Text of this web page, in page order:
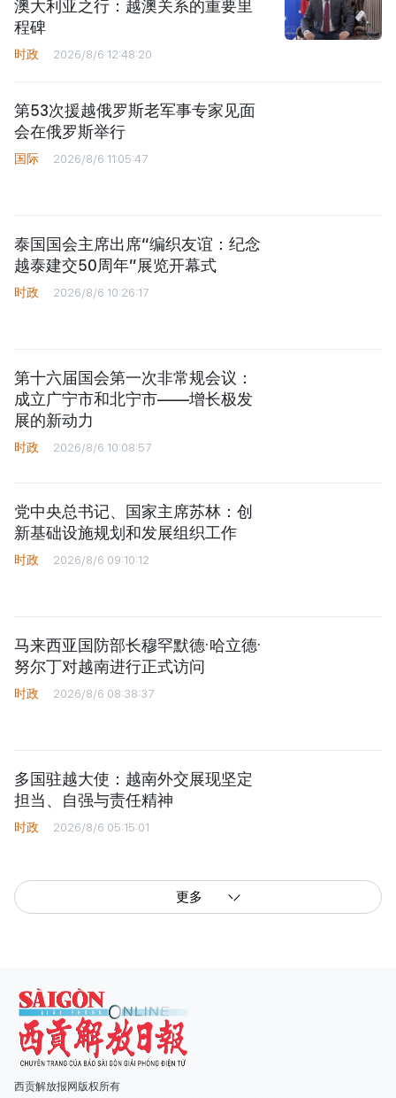
澳大利亚之行：越澳关系的重要里
程碑
时政 2026/8/6 12:48:20
第53次援越俄罗斯老军事专家见面
会在俄罗斯举行
国际 2026/8/6 11:05:47
泰国国会主席出席“编织友谊：纪念
越泰建交50周年”展览开幕式
时政 2026/8/6 10:26:17
第十六届国会第一次非常规会议：
成立广宁市和北宁市——增长极发
展的新动力
时政 2026/8/6 10:08:57
党中央总书记、国家主席苏林：创
新基础设施规划和发展组织工作
时政 2026/8/6 09:10:12
马来西亚国防部长穆罕默德·哈立德·
努尔丁对越南进行正式访问
时政 2026/8/6 08:38:37
多国驻越大使：越南外交展现坚定
担当、自强与责任精神
时政 2026/8/6 05:15:01
更多
西贡解放报网版权所有